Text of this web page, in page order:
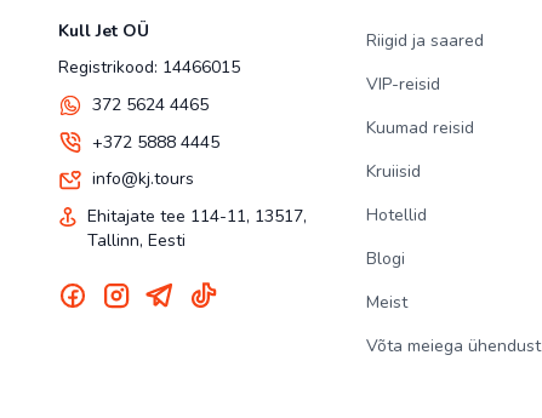
Kull Jet OÜ
Registrikood: 14466015
372 5624 4465
+372 5888 4445
info@kj.tours
Ehitajate tee 114-11, 13517,
Tallinn, Eesti
Riigid ja saared
VIP-reisid
Kuumad reisid
Kruiisid
Hotellid
Blogi
Meist
Võta meiega ühendust